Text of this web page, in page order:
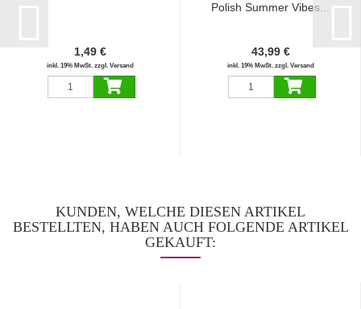
1,49 €
inkl. 19% MwSt. zzgl. Versand
Polish Summer Vibes...
43,99 €
inkl. 19% MwSt. zzgl. Versand
KUNDEN, WELCHE DIESEN ARTIKEL
BESTELLTEN, HABEN AUCH FOLGENDE ARTIKEL
GEKAUFT: